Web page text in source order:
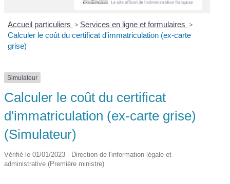
Accueil particuliers > Services en ligne et formulaires >
Calculer le coût du certificat d'immatriculation (ex-carte
grise)
Simulateur
Calculer le coût du certificat
d'immatriculation (ex-carte grise)
(Simulateur)
Vérifié le 01/01/2023 - Direction de l'information légale et
administrative (Première ministre)